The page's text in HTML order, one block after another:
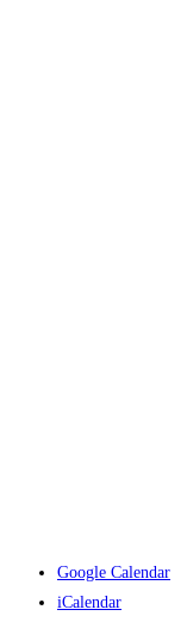
Google Calendar
iCalendar